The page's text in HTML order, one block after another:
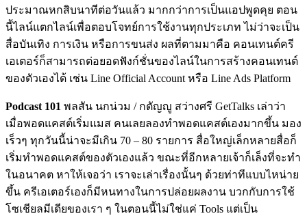
ประมาณหกสิบนาทีต่อวันแล้ว มากกว่าการเป็นแอปพูดคุย ตอน
นี้ไลน์แตกไลน์เพื่อตอบโจทย์การใช้งานทุกประเภท ไม่ว่าจะเป็น
สื่อบันเทิง การเงิน หรือการขนส่ง ผลที่ตามมาคือ คอนเทนต์ครี
เอเตอร์ก็สามารถต่อยอดฟังก์ชั่นของไลน์ในการสร้างคอนเทนต์
ของตัวเองได้ เช่น Line Official Account หรือ Line Ads Platform
Podcast 101 พลสัน นกน่วม / กตัญญู สว่างศรี GetTalks เล่าว่า
เมื่อพอดแคสต์เริ่มแมส คนเลยลองทำพอดแคสต์เองมากขึ้น มอง
เร็วๆ ทุกวันนี้น่าจะมีเกิน 70 – 80 รายการ สื่อใหญ่เล็กหลายสื่อก็
เริ่มทำพอดแคสต์ของตัวเองแล้ว ขณะที่อีกหลายเจ้าก็เล็งที่จะทำ
ในอนาคต หาให้เจอว่า เราจะเล่าเรื่องนั้นๆ ด้วยท่าทีแบบไหน่าย
ขึ้น ครีเอเตอร์เองก็มีหนทางในการปล่อยผลงาน บวกกับการใช้
โซเชียลมีเดียของเรา ๆ ในตอนนี้ไม่ใช่แค่ Tools แต่เป็น